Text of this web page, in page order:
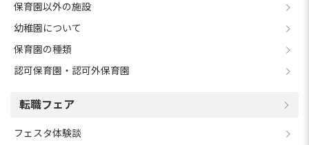
保育園以外の施設
幼稚園について
保育園の種類
認可保育園・認可外保育園
転職フェア
フェスタ体験談